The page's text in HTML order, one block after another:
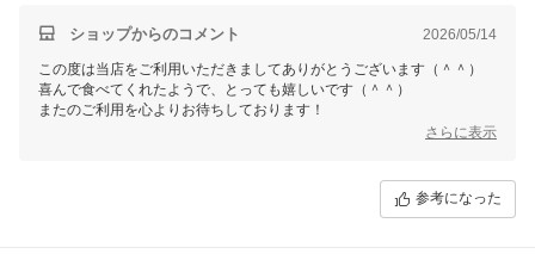
ショップからのコメント 2026/05/14
この度は当店をご利用いただきましてありがとうございます（＾＾）
喜んで食べてくれたようで、とっても嬉しいです（＾＾）
またのご利用を心よりお待ちしております！
さらに表示
参考になった